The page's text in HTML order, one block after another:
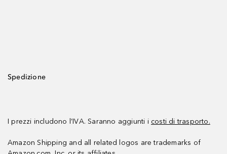
Spedizione
I prezzi includono l’IVA. Saranno aggiunti i costi di trasporto.
Amazon Shipping and all related logos are trademarks of